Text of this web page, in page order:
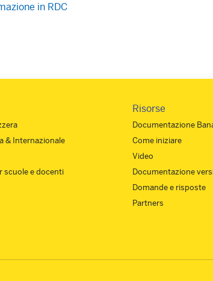
in RDC
& Internazionale
scuole e docenti
Risorse
Documentazione
Come iniziare
Video
Documentazione
Domande e risposte
Partners